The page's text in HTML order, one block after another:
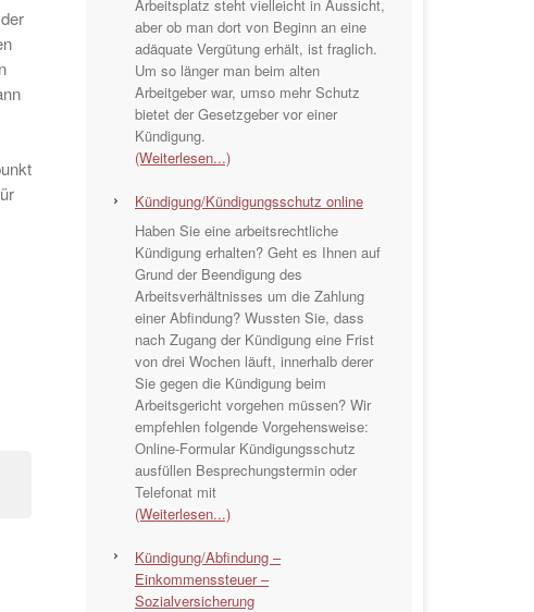
Arbeitsplatz steht vielleicht in Aussicht,
aber ob man dort von Beginn an eine
adäquate Vergütung erhält, ist fraglich.
Um so länger man beim alten
Arbeitgeber war, umso mehr Schutz
bietet der Gesetzgeber vor einer
Kündigung.
(Weiterlesen...)
Kündigung/Kündigungsschutz online
Haben Sie eine arbeitsrechtliche
Kündigung erhalten? Geht es Ihnen auf
Grund der Beendigung des
Arbeitsverhältnisses um die Zahlung
einer Abfindung? Wussten Sie, dass
nach Zugang der Kündigung eine Frist
von drei Wochen läuft, innerhalb derer
Sie gegen die Kündigung beim
Arbeitsgericht vorgehen müssen? Wir
empfehlen folgende Vorgehensweise:
Online-Formular Kündigungsschutz
ausfüllen Besprechungstermin oder
Telefonat mit
(Weiterlesen...)
Kündigung/Abfindung –
Einkommenssteuer –
Sozialversicherung